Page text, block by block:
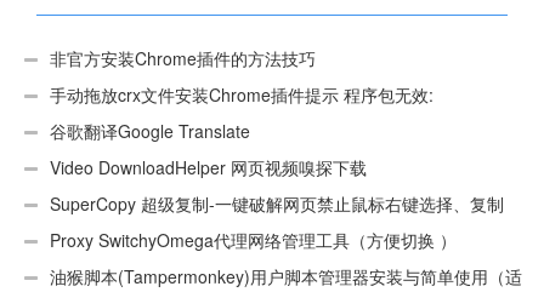
非官方安装Chrome插件的方法技巧
手动拖放crx文件安装Chrome插件提示 程序包无效:
“CEX_HEADER_INVALID”的解决办法
谷歌翻译Google Translate
Video DownloadHelper 网页视频嗅探下载
SuperCopy 超级复制-一键破解网页禁止鼠标右键选择、复制
Proxy SwitchyOmega代理网络管理工具（方便切换 ）
油猴脚本(Tampermonkey)用户脚本管理器安装与简单使用（适